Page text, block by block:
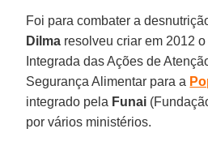
Foi para combater a
Dilma resolveu criar em 2012
Integrada das Ações de
Segurança Alimentar para a
integrado pela Funai
por vários ministérios.